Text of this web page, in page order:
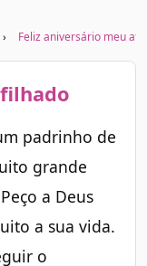
› Feliz aniversário meu
padrinho de
grande
a Deus
a sua vida.
o